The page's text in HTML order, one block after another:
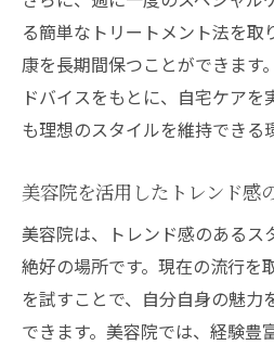
る簡単なトリートメント法を取
康を長期間保つことができます
ドバイスをもとに、自宅ケアを
も理想のスタイルを維持できる
美容院を活用したトレンド感
美容院は、トレンド感のあるス
絶好の場所です。現在の流行を
を試すことで、自分自身の魅力
できます。美容院では、経験豊